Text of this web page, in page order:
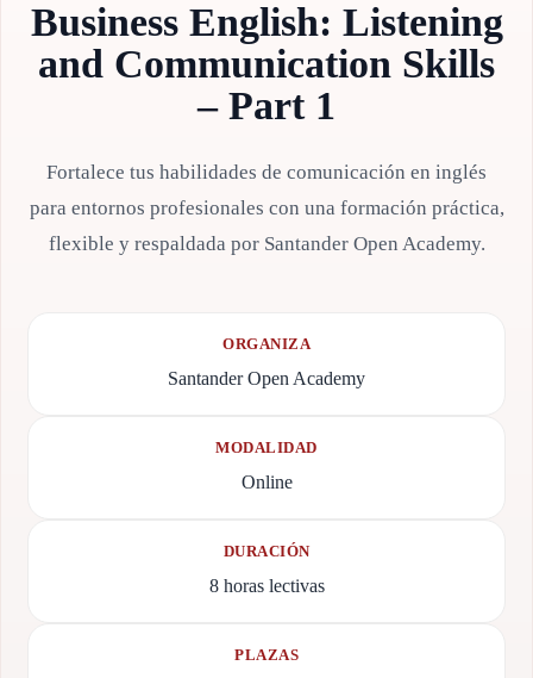
Business English: Listening
and Communication Skills
– Part 1
Fortalece tus habilidades de comunicación en inglés
para entornos profesionales con una formación práctica,
flexible y respaldada por Santander Open Academy.
ORGANIZA
Santander Open Academy
MODALIDAD
Online
DURACIÓN
8 horas lectivas
PLAZAS